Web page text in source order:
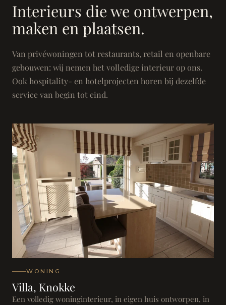
Interieurs die we ontwerpen,
maken en plaatsen.
Van privéwoningen tot restaurants, retail en openbare
gebouwen: wij nemen het volledige interieur op ons.
Ook hospitality- en hotelprojecten horen bij dezelfde
service van begin tot eind.
WONING
Villa, Knokke
Een volledig woninginterieur, in eigen huis ontworpen, in